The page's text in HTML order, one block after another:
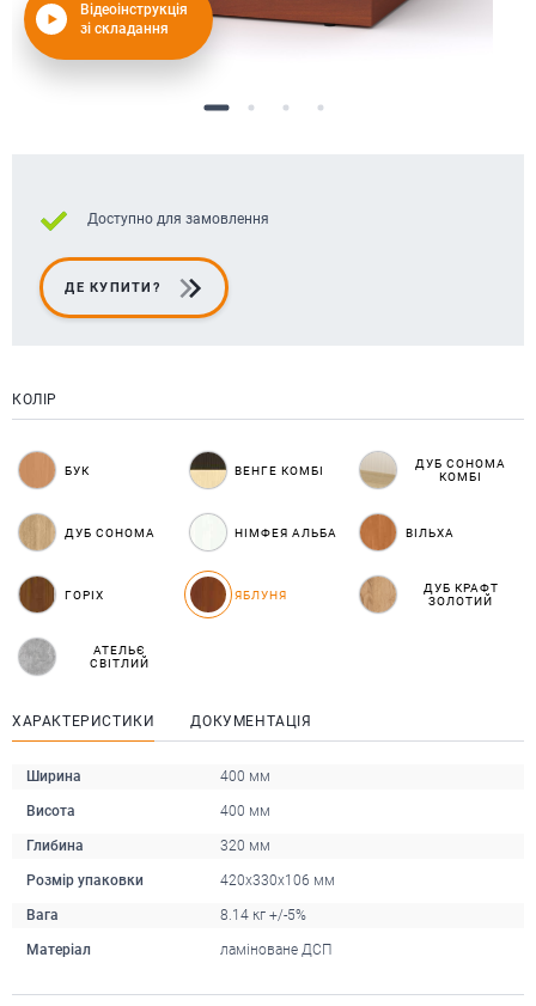
Відеоінструкція
зі складання
Доступно для замовлення
ДЕ КУПИТИ?
КОЛІР
БУК ВЕНГЕ КОМБІ
ДУБ СОНОМА
КОМБІ
ДУБ СОНОМА НІМФЕЯ АЛЬБА ВІЛЬХА
ГОРІХ ЯБЛУНЯ
ДУБ КРАФТ
ЗОЛОТИЙ
АТЕЛЬЄ
СВІТЛИЙ
ХАРАКТЕРИСТИКИ ДОКУМЕНТАЦІЯ
Ширина 400 мм
Висота 400 мм
Глибина 320 мм
Розмір упаковки 420х330х106 мм
Вага 8.14 кг +/-5%
Матеріал ламіноване ДСП